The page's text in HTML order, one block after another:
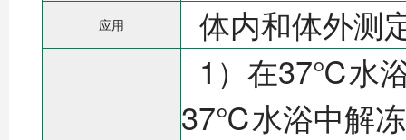
应用 体内和体外测
1）在37℃水
37℃水浴中解